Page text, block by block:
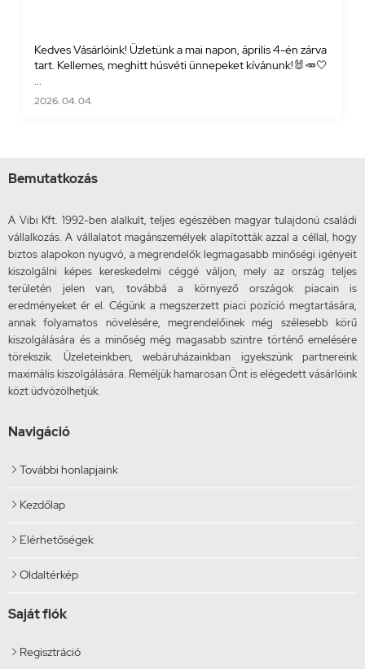
Kedves Vásárlóink! Üzletünk a mai napon, április 4-én zárva
tart. Kellemes, meghitt húsvéti ünnepeket kívánunk!🐰🥕🤍
...
2026. 04. 04.
Bemutatkozás
A Vibi Kft. 1992-ben alalkult, teljes egészében magyar tulajdonú családi
vállalkozás. A vállalatot magánszemélyek alapították azzal a céllal, hogy
biztos alapokon nyugvó, a megrendelők legmagasabb minőségi igényeit
kiszolgálni képes kereskedelmi céggé váljon, mely az ország teljes
területén jelen van, továbbá a környező országok piacain is
eredményeket ér el. Cégünk a megszerzett piaci pozíció megtartására,
annak folyamatos növelésére, megrendelőinek még szélesebb körű
kiszolgálására és a minőség még magasabb szintre történő emelésére
törekszik. Üzeleteinkben, webáruházainkban igyekszünk partnereink
maximális kiszolgálására. Reméljük hamarosan Önt is elégedett vásárlóink
közt üdvözölhetjük.
Navigáció
 További honlapjaink
 Kezdőlap
 Elérhetőségek
 Oldaltérkép
Saját fiók
 Regisztráció